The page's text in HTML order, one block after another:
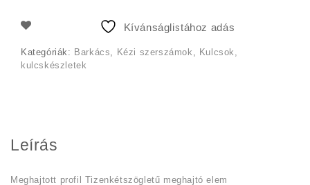
2
Kívánságlistához adás
Kategóriák: Barkács, Kézi szerszámok , Kulcsok,
kulcskészletek
Leírás
Meghajtott profil Tizenkétszögletű meghajtó elem